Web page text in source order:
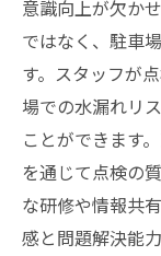
意識向上が欠か
ではなく、駐車
す。スタッフが
場での水漏れリ
ことができます
を通じて点検の
な研修や情報共
感と問題解決能